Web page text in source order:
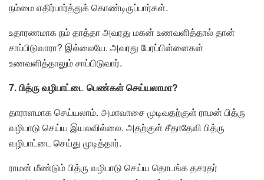
நம்மை எதிர்பார்த்துக் கொண்டிருப்பார்கள்.
உதாரணமாக நம் தாத்தா அவரது மகன் உணவளித்தால் தான்
சாப்பிடுவாரா? இல்லையே. அவரது பேரப்பிள்ளைகள்
உணவளித்தாலும் சாப்பிடுவார்.
7. பித்ரு வழிபாட்டை பெண்கள் செய்யலாமா?
தாராளமாக செய்யலாம். அமாவாசை முடிவதற்குள் ராமன் பித்ரு
வழிபாடு செய்ய இயலவில்லை. அதற்குள் சீதாதேவி பித்ரு
வழிபாட்டை செய்து முடித்தார்.
ராமன் மீண்டும் பித்ரு வழிபாடு செய்ய தொடங்க தசரதர்